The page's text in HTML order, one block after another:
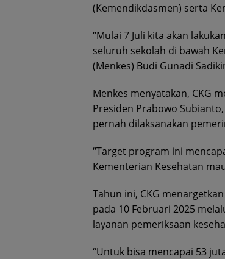
(Kemendikdasmen) serta
“Mulai 7 Juli kita akan
seluruh sekolah di bawah
(Menkes) Budi Gunadi
Menkes menyatakan, CKG
Presiden Prabowo
pernah dilaksanakan
“Target program ini
Kementerian Kesehatan
Tahun ini, CKG
pada 10 Februari 2025
layanan pemeriksaan
“Untuk bisa mencapai 53